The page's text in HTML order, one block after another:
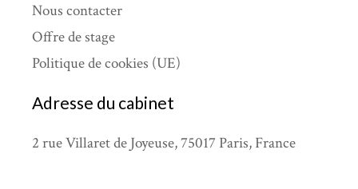
Nous contacter
Offre de stage
Politique de cookies (UE)
Adresse du cabinet
2 rue Villaret de Joyeuse, 75017 Paris, France